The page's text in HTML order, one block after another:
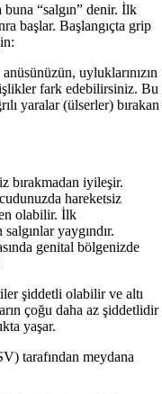
buna “salgın” denir. İlk
başlar. Başlangıçta grip
uyluklarınızın
fark edebilirsiniz. Bu
yaralar (ülserler) bırakan
bırakmadan iyileşir.
hareketsiz
olabilir. İlk
yaygındır.
genital bölgenizde
şiddetli olabilir ve altı
çoğu daha az şiddetlidir
yaşar.
tarafından meydana